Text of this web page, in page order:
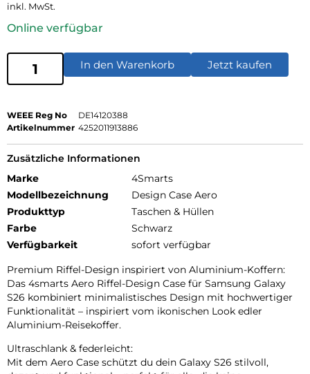
inkl. MwSt.
Online verfügbar
In den Warenkorb Jetzt kaufen
WEEE Reg No
DE14120388
Artikelnummer 4252011913886
Zusätzliche Informationen
Marke
4Smarts
Modellbezeichnung
Design Case Aero
Produkttyp
Taschen & Hüllen
Farbe
Schwarz
Verfügbarkeit
sofort verfügbar
Premium Riffel-Design inspiriert von Aluminium-Koffern:
Das 4smarts Aero Riffel-Design Case für Samsung Galaxy
S26 kombiniert minimalistisches Design mit hochwertiger
Funktionalität – inspiriert vom ikonischen Look edler
Aluminium-Reisekoffer.
Ultraschlank & federleicht:
Mit dem Aero Case schützt du dein Galaxy S26 stilvoll,